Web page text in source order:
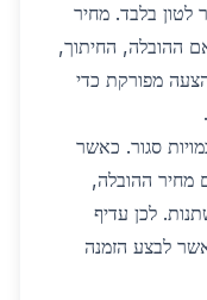
לטון בלבד. מחיר
ההובלה, החיתוך,
מפורקת כדי
סגור. כאשר
מחיר ההובלה,
לכן עדיף
לבצע הזמנה